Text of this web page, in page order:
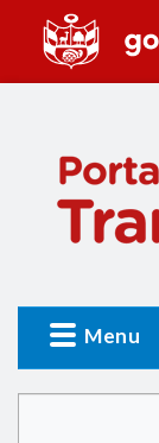
Menu